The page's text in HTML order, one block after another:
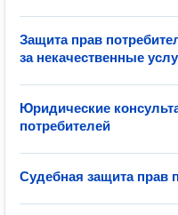
Защита прав
за некачественные
Юридические
потребителей
Судебная защита прав